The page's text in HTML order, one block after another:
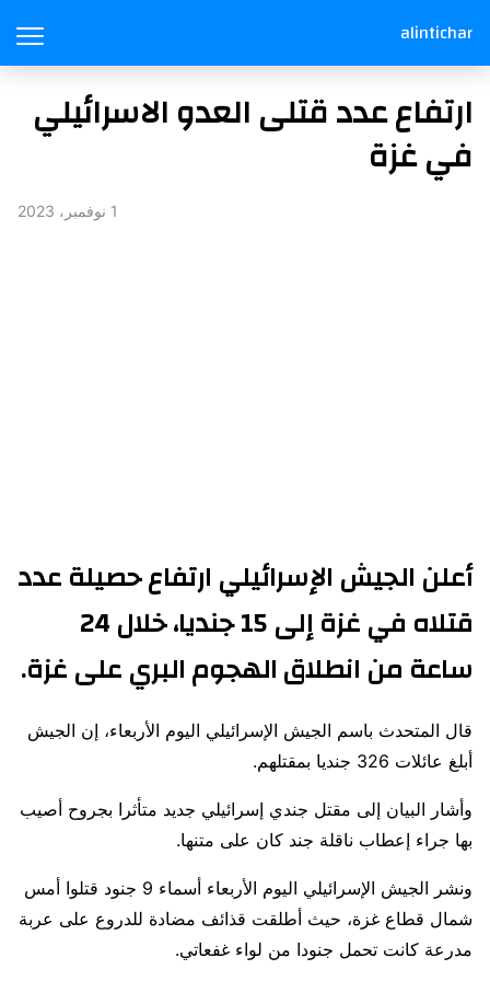
alintichar
ارتفاع عدد قتلى العدو الاسرائيلي
في غزة
1 نوفمبر، 2023
أعلن الجيش الإسرائيلي ارتفاع حصيلة عدد
قتلاه في غزة إلى 15 جنديا، خلال 24
ساعة من انطلاق الهجوم البري على غزة.
قال المتحدث باسم الجيش الإسرائيلي اليوم الأربعاء، إن الجيش
أبلغ عائلات 326 جنديا بمقتلهم.
وأشار البيان إلى مقتل جندي إسرائيلي جديد متأثرا بجروح أصيب
بها جراء إعطاب ناقلة جند كان على متنها.
ونشر الجيش الإسرائيلي اليوم الأربعاء أسماء 9 جنود قتلوا أمس
شمال قطاع غزة، حيث أطلقت قذائف مضادة للدروع على عربة
مدرعة كانت تحمل جنودا من لواء غفعاتي.